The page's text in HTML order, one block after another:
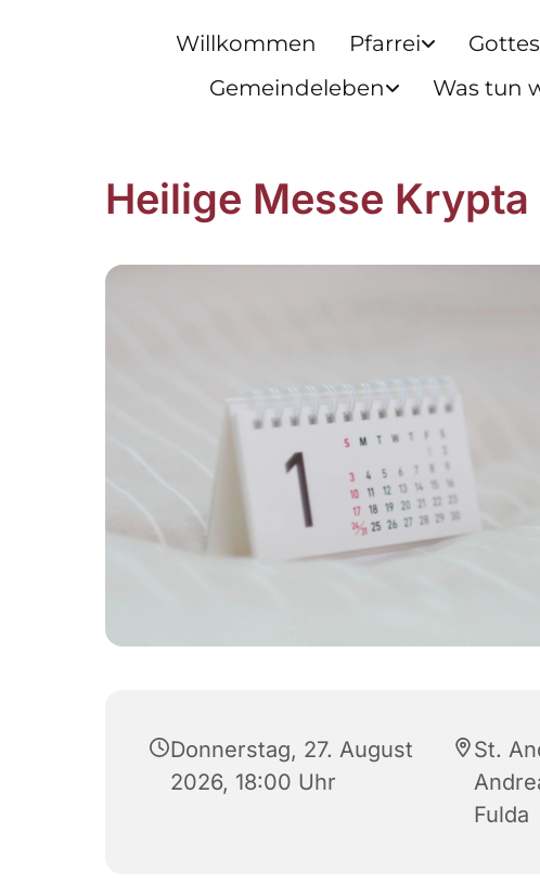
Willkommen Pfarrei
Gemeindeleben
Was tun
Heilige Messe Krypta
Donnerstag, 27. August
2026, 18:00 Uhr
St.
Fulda